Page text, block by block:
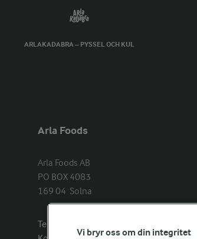
ARLAKADABRA – PYSSEL OCH KUL
Arla Foods
Arla Foods AB
PO BOX 4083
169 04  Solna
Telefon:
Vi bryr oss om din integritet